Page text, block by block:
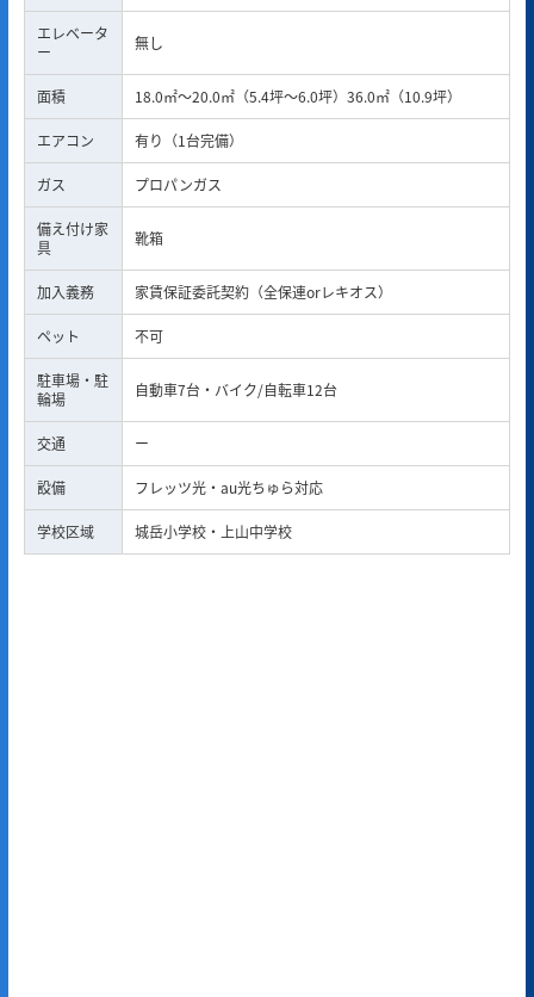
エレベータ
ー
無し
面積 18.0㎡～20.0㎡（5.4坪～6.0坪）36.0㎡（10.9坪）
エアコン 有り（1台完備）
ガス プロパンガス
備え付け家
具
靴箱
加入義務 家賃保証委託契約（全保連orレキオス）
ペット 不可
駐車場・駐
輪場
自動車7台・バイク/自転車12台
交通 ー
設備 フレッツ光・au光ちゅら対応
学校区域 城岳小学校・上山中学校